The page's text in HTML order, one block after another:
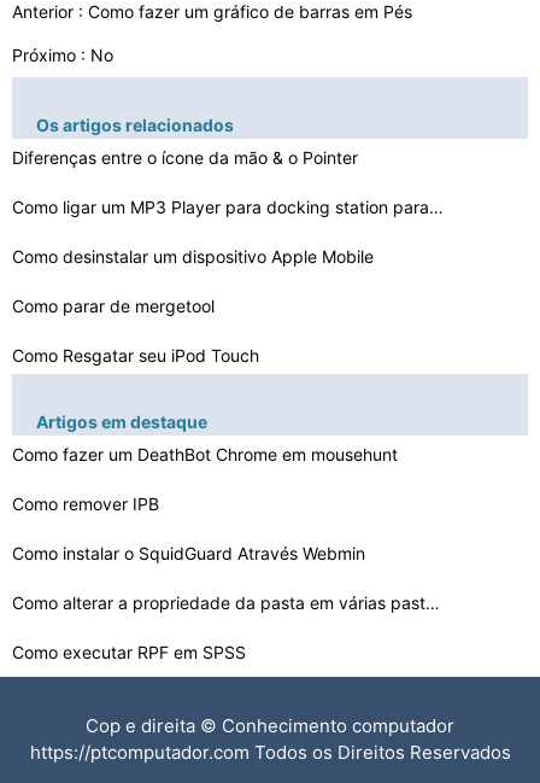
Anterior : Como fazer um gráfico de barras em Pés
Próximo : No
Os artigos relacionados
Diferenças entre o ícone da mão & o Pointer
Como ligar um MP3 Player para docking station para iPod…
Como desinstalar um dispositivo Apple Mobile
Como parar de mergetool
Como Resgatar seu iPod Touch
Como copiar iPod Touch Com iPod Copy
Como ping uma porta aberta
O que é o botão de multiplicação em um computador
5 Tarefas importantes de Sistemas Operacionais
Artigos em destaque
Como fazer um DeathBot Chrome em mousehunt
Como remover IPB
Como instalar o SquidGuard Através Webmin
Como alterar a propriedade da pasta em várias pastas d…
Como executar RPF em SPSS
Como instalar o PHP em Webmin
Cop e direita © Conhecimento computador
https://ptcomputador.com Todos os Direitos Reservados